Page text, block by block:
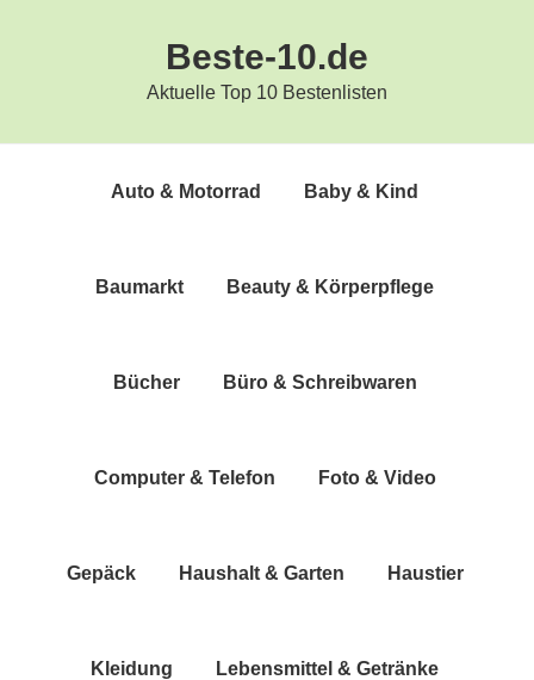
Beste-10.de
Aktuelle Top 10 Bestenlisten
Auto & Motorrad Baby & Kind
Bau­markt Beau­ty & Körperpflege
Bücher Büro & Schreibwaren
Com­pu­ter & Telefon Foto & Video
Gepäck Haus­halt & Garten Haus­tier
Klei­dung Lebens­mit­tel & Getränke